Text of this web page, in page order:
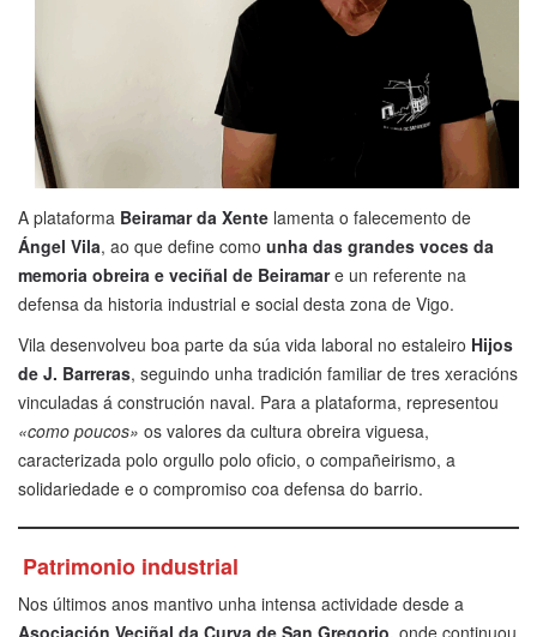
A plataforma Beiramar da Xente lamenta o falecemento de
Ángel Vila, ao que define como unha das grandes voces da
memoria obreira e veciñal de Beiramare un referente na
defensa da historia industrial e social desta zona de Vigo.
Vila desenvolveu boa parte da súa vida laboral no estaleiro Hijos
de J. Barreras, seguindo unha tradición familiar de tres xeracións
vinculadas á construción naval. Para a plataforma, representou
«como poucos» os valores da cultura obreira viguesa,
caracterizada polo orgullo polo oficio, o compañeirismo, a
solidariedade e o compromiso coa defensa do barrio.
Patrimonio industrial
Nos últimos anos mantivo unha intensa actividade desde a